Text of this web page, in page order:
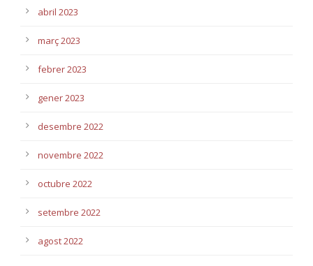
abril 2023
març 2023
febrer 2023
gener 2023
desembre 2022
novembre 2022
octubre 2022
setembre 2022
agost 2022